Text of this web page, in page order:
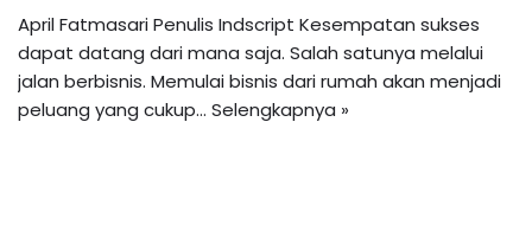
April Fatmasari Penulis Indscript Kesempatan sukses
dapat datang dari mana saja. Salah satunya melalui
jalan berbisnis. Memulai bisnis dari rumah akan menjadi
peluang yang cukup… Selengkapnya »